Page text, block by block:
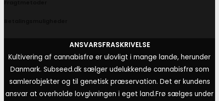
ANSVARSFRASKRIVELSE
Kultivering af cannabisfrø er ulovligt i mange lande, herunder
Danmark. Subseed.dk sælger udelukkende cannabisfrø som
samlerobjekter og til genetisk præservation. Det er kundens
ansvar at overholde lovgivningen i eget land.Frø sælges under